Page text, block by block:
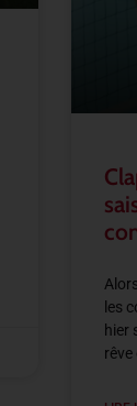
les
hier
rêve